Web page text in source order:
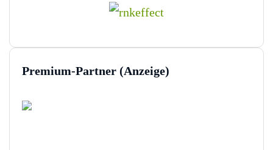
Premium-Partner (Anzeige)